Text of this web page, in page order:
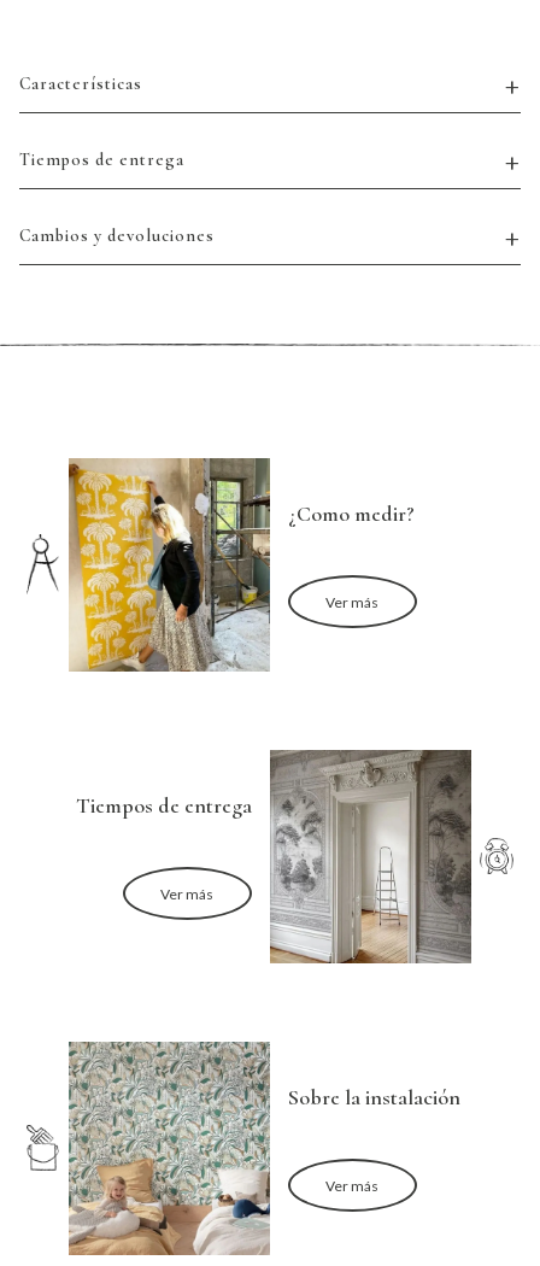
Características
Tiempos de entrega
Cambios y devoluciones
¿Como medir?
Ver más
Tiempos de entrega
Ver más
Sobre la instalación
Ver más